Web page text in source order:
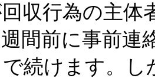
収行為の主体
間前に事前連
続けます。し